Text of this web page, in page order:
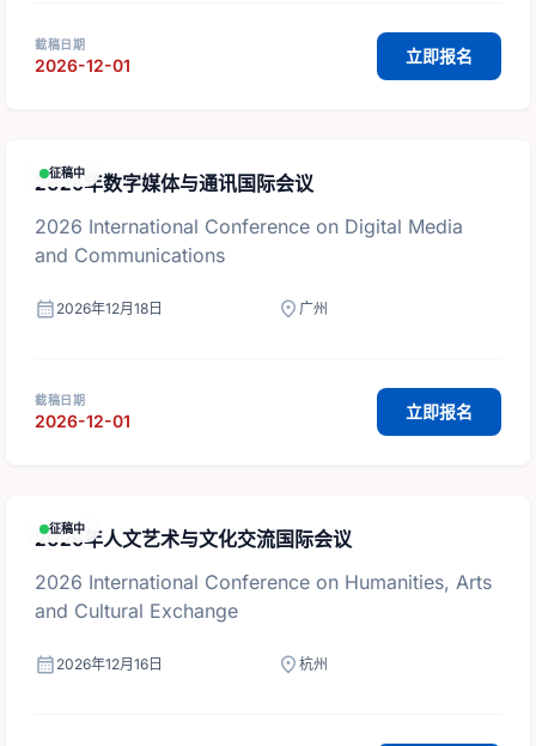
截稿日期
2026-12-01 立即报名
征稿中
2026年数字媒体与通讯国际会议
2026 International Conference on Digital Media
and Communications
calendar_month 2026年12月18日 location_on 广州
截稿日期
2026-12-01 立即报名
征稿中
2026年人文艺术与文化交流国际会议
2026 International Conference on Humanities, Arts
and Cultural Exchange
calendar_month 2026年12月16日 location_on 杭州